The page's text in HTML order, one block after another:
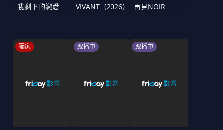
我剩下的戀愛 VIVANT（2026） 再見NOIR
獨家 跟播中 跟播中